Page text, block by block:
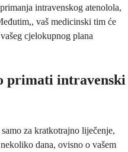
intravenskog atenolola,
vaš medicinski tim će
cjelokupnog plana
primati intravenski
za kratkotrajno liječenje,
dana, ovisno o vašem